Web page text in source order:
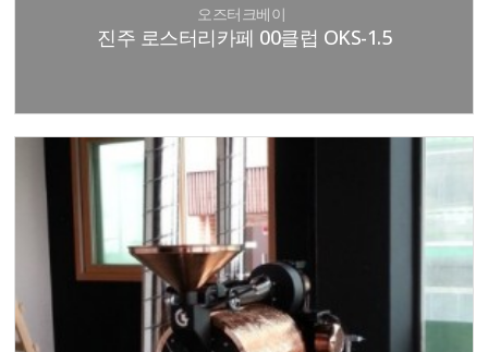
오즈터크베이
진주 로스터리카페 00클럽 OKS-1.5